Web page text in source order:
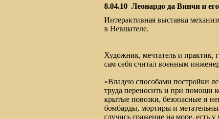
8.04.10 Леонардо да Винчи и
Интерактивная выставка
в Невшателе.
Художник, мечтатель и практик,
сам себя считал военным
«Владею способами постройки
труда переносить и при помощи
крытые повозки, безопасные и
бомбарды, мортиры и
случись сражение на море, есть